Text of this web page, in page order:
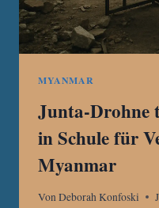
MYANMAR
Junta-Drohne
in Schule für
Myanmar
VonDeborah Konfoski